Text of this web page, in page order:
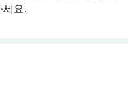
세요.